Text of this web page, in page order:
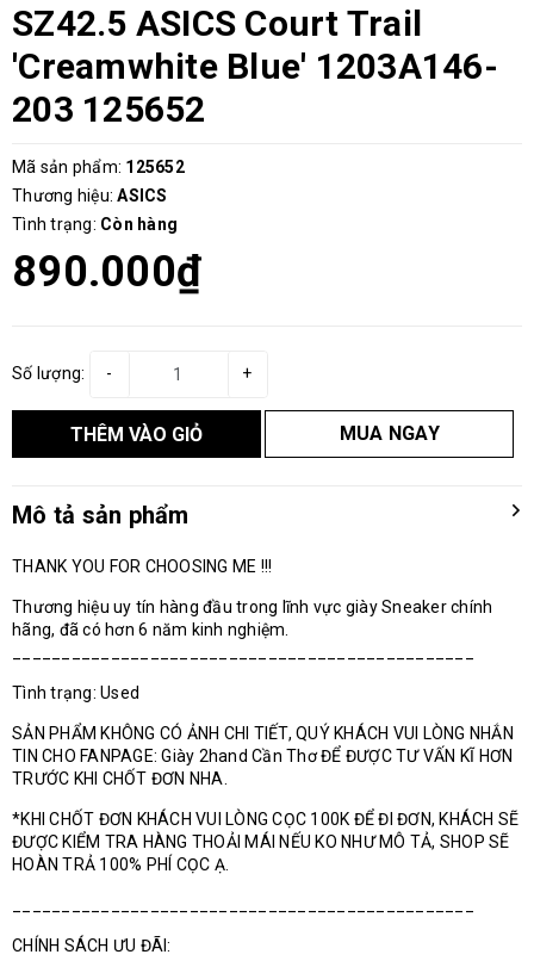
SZ42.5 ASICS Court Trail
'Creamwhite Blue' 1203A146-
203 125652
Mã sản phẩm: 125652
Thương hiệu: ASICS
Tình trạng: Còn hàng
890.000₫
Số lượng: +
-
THÊM VÀO GIỎ MUA NGAY
Mô tả sản phẩm
THANK YOU FOR CHOOSING ME !!!
Thương hiệu uy tín hàng đầu trong lĩnh vực giày Sneaker chính
hãng, đã có hơn 6 năm kinh nghiệm.
Tình trạng: Used
SẢN PHẨM KHÔNG CÓ ẢNH CHI TIẾT, QUÝ KHÁCH VUI LÒNG NHẮN
TIN CHO FANPAGE: Giày 2hand Cần Thơ ĐỂ ĐƯỢC TƯ VẤN KĨ HƠN
TRƯỚC KHI CHỐT ĐƠN NHA.
*KHI CHỐT ĐƠN KHÁCH VUI LÒNG CỌC 100K ĐỂ ĐI ĐƠN, KHÁCH SẼ
ĐƯỢC KIỂM TRA HÀNG THOẢI MÁI NẾU KO NHƯ MÔ TẢ, SHOP SẼ
HOÀN TRẢ 100% PHÍ CỌC Ạ.
CHÍNH SÁCH ƯU ĐÃI: